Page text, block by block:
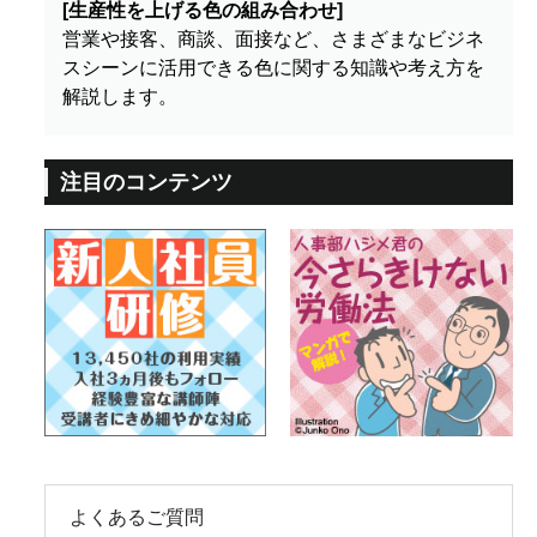
[生産性を上げる色の組み合わせ]
営業や接客、商談、面接など、さまざまなビジネ
スシーンに活用できる色に関する知識や考え方を
解説します。
注目のコンテンツ
よくあるご質問